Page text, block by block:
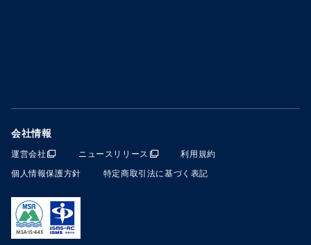
会社情報
運営会社 ニュースリリース
利用規約
個人情報保護方針
特定商取引法に基づく表記